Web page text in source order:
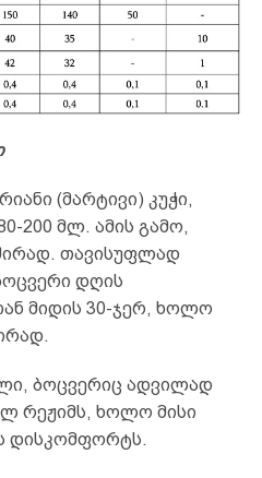
(მარტივი) კუჭი,
200 მლ. ამის გამო,
თავისუფლად
დღის
მიდის 30-ჯერ, ხოლო
ბოცვერიც ადვილად
რეჟიმს, ხოლო მისი
დისკომფორტს.